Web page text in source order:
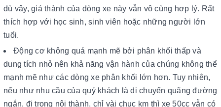
dù vậy, giá thành của dòng xe này vẫn vô cùng hợp lý. Rất
thích hợp với học sinh, sinh viên hoặc những người lớn
tuổi.
Động cơ không quá mạnh mẽ bởi phân khối thấp và
dung tích nhỏ nên khả năng vận hành của chúng không thể
mạnh mẽ như các dòng xe phân khối lớn hơn. Tuy nhiên,
nếu như nhu cầu của quý khách là di chuyển quãng đường
ngắn, đi trong nội thành, chỉ vài chục km thì xe 50cc vẫn có